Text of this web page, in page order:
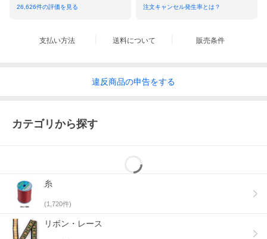
26,626件の評価を見る 注文キャンセル発生率とは？
支払い方法 送料について 販売条件
違反商品の申告をする
カテゴリから探す
糸
(1,720件)
リボン・レース